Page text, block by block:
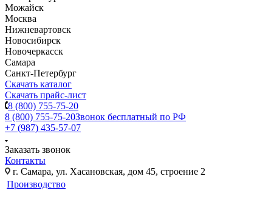
Можайск
Москва
Нижневартовск
Новосибирск
Новочеркасск
Самара
Санкт-Петербург
Скачать каталог
Скачать прайс-лист
8 (800) 755-75-20
8 (800) 755-75-20Звонок бесплатный по РФ
+7 (987) 435-57-07
Заказать звонок
Контакты
г. Самара, ул. Хасановская, дом 45, строение 2
Производство